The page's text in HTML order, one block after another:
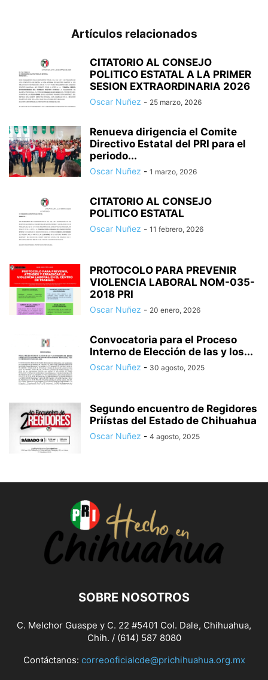
Artículos relacionados
CITATORIO AL CONSEJO
POLITICO ESTATAL A LA PRIMER
SESION EXTRAORDINARIA 2026
Oscar Nuñez - 25 marzo, 2026
Renueva dirigencia el Comite
Directivo Estatal del PRI para el
periodo...
Oscar Nuñez - 1 marzo, 2026
CITATORIO AL CONSEJO
POLITICO ESTATAL
Oscar Nuñez - 11 febrero, 2026
PROTOCOLO PARA PREVENIR
VIOLENCIA LABORAL NOM-035-
2018 PRI
Oscar Nuñez - 20 enero, 2026
Convocatoria para el Proceso
Interno de Elección de las y los...
Oscar Nuñez - 30 agosto, 2025
Segundo encuentro de Regidores
Priístas del Estado de Chihuahua
Oscar Nuñez - 4 agosto, 2025
SOBRE NOSOTROS
C. Melchor Guaspe y C. 22 #5401 Col. Dale, Chihuahua,
Chih. / (614) 587 8080
Contáctanos: correooficialcde@prichihuahua.org.mx